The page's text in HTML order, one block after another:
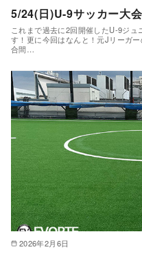
5/24(日)U-9サッカー大
これまで過去に2回開催したU-9ジ
す！更に今回はなんと！元Jリーガ
合間…
2026年2月6日